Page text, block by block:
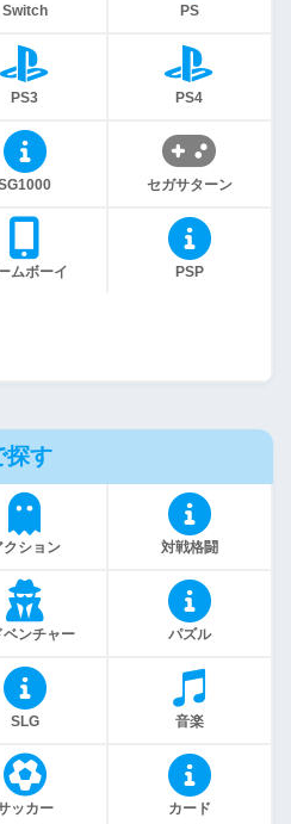
Switch PS
PS3 PS4
セガサターン
ムボーイ PSP
探す
クション 対戦格闘
ベンチャー パズル
SLG 音楽
ッカー カード